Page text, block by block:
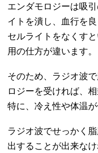
エンダモロジーは吸
イトを潰し、血行を
セルライトをなくす
用の仕方が違います。
そのため、ラジオ波
ロジーを受ければ、
特に、冷え性や体温
ラジオ波でせっかく
出することが出来な